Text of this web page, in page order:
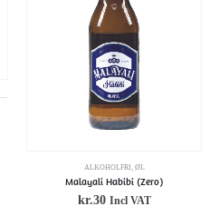
ALKOHOLFRI , ØL
Malayali Habibi (Zero)
kr.30 Incl VAT